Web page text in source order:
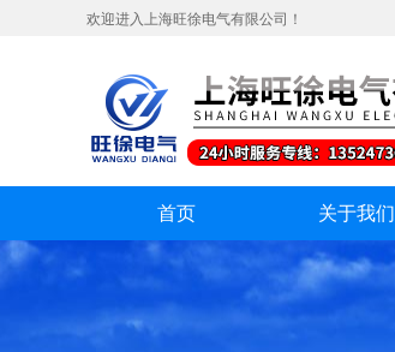
欢迎进入上海旺徐电气有限公司！
首页 关于我们